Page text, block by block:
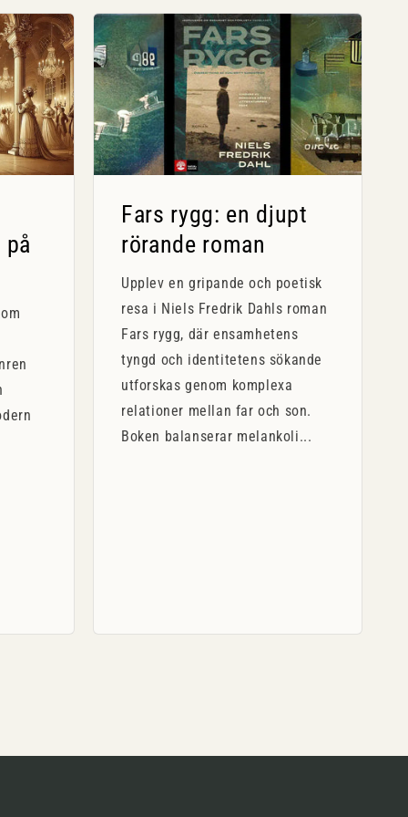
på
Fars rygg: en djupt
rörande roman
Upplev en gripande och poetisk
resa i Niels Fredrik Dahls roman
Fars rygg, där ensamhetens
tyngd och identitetens sökande
utforskas genom komplexa
relationer mellan far och son.
Boken balanserar melankoli...